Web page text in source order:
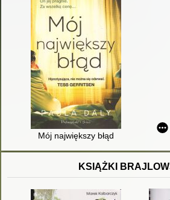
Mój największy błąd
KSIĄŻKI